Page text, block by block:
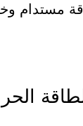
مستدام